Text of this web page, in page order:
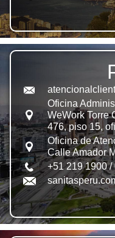
Oficina
WeWork Torre
476, piso 15,
Oficina de
Calle Amador
+51 219 1900